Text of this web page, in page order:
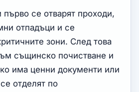
първо се отварят проходи,
отпадъци и се
зони. След това
същинско почистване и
има ценни документи или
отделят по